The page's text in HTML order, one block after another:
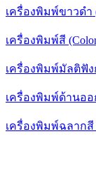
เครื่องพิมพ์ขาวดำ
เครื่องพิมพ์สี
เครื่องพิมพ์มัลติฟัง
เครื่องพิมพ์ด้านออ
เครื่องพิมพ์ฉลากสี